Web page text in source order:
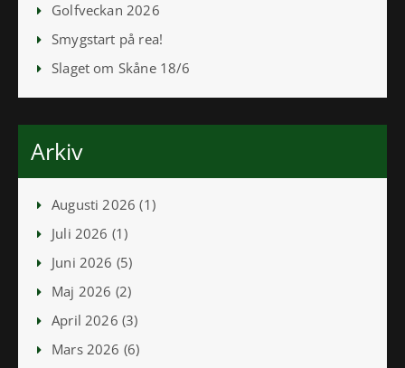
Golfveckan 2026
Smygstart på rea!
Slaget om Skåne 18/6
Arkiv
Augusti 2026 (1)
Juli 2026 (1)
Juni 2026 (5)
Maj 2026 (2)
April 2026 (3)
Mars 2026 (6)